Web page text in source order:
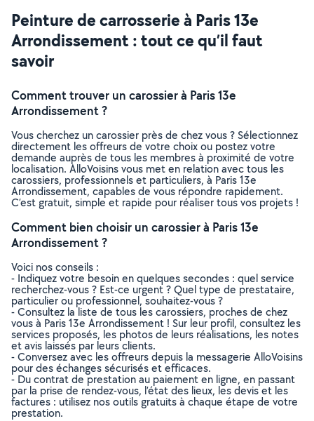
Peinture de carrosserie à Paris 13e
Arrondissement : tout ce qu’il faut
savoir
Comment trouver un carossier à Paris 13e
Arrondissement ?
Vous cherchez un carossier près de chez vous ? Sélectionnez
directement les offreurs de votre choix ou postez votre
demande auprès de tous les membres à proximité de votre
localisation. AlloVoisins vous met en relation avec tous les
carossiers, professionnels et particuliers, à Paris 13e
Arrondissement, capables de vous répondre rapidement.
C’est gratuit, simple et rapide pour réaliser tous vos projets !
Comment bien choisir un carossier à Paris 13e
Arrondissement ?
Voici nos conseils :
- Indiquez votre besoin en quelques secondes : quel service
recherchez-vous ? Est-ce urgent ? Quel type de prestataire,
particulier ou professionnel, souhaitez-vous ?
- Consultez la liste de tous les carossiers, proches de chez
vous à Paris 13e Arrondissement ! Sur leur profil, consultez les
services proposés, les photos de leurs réalisations, les notes
et avis laissés par leurs clients.
- Conversez avec les offreurs depuis la messagerie AlloVoisins
pour des échanges sécurisés et efficaces.
- Du contrat de prestation au paiement en ligne, en passant
par la prise de rendez-vous, l’état des lieux, les devis et les
factures : utilisez nos outils gratuits à chaque étape de votre
prestation.